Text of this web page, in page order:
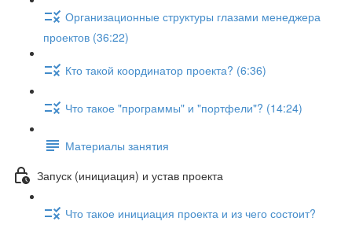
Организационные структуры глазами менеджера
проектов (36:22)
Кто такой координатор проекта? (6:36)
Что такое "программы" и "портфели"? (14:24)
Материалы занятия
Запуск (инициация) и устав проекта
Что такое инициация проекта и из чего состоит?